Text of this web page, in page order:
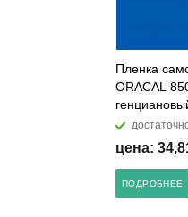
Пленка
ORACAL
цена:
ПОДРОБНЕЕ